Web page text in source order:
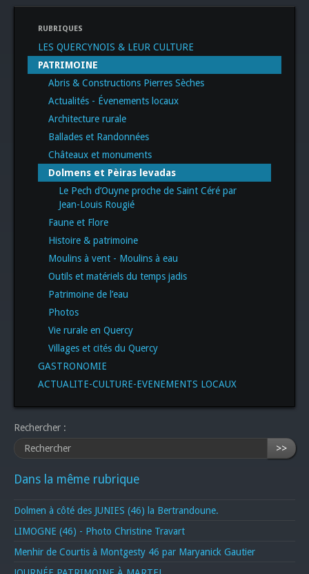
RUBRIQUES
LES QUERCYNOIS & LEUR CULTURE
PATRIMOINE
Abris & Constructions Pierres Sèches
Actualités - Évenements locaux
Architecture rurale
Ballades et Randonnées
Châteaux et monuments
Dolmens et Pèiras levadas
Le Pech d’Ouyne proche de Saint Céré par
Jean-Louis Rougié
Faune et Flore
Histoire & patrimoine
Moulins à vent - Moulins à eau
Outils et matériels du temps jadis
Patrimoine de l’eau
Photos
Vie rurale en Quercy
Villages et cités du Quercy
GASTRONOMIE
ACTUALITE-CULTURE-EVENEMENTS LOCAUX
Rechercher :
>>
Dans la même rubrique
Dolmen à côté des JUNIES (46) la Bertrandoune.
LIMOGNE (46) - Photo Christine Travart
Menhir de Courtis à Montgesty 46 par Maryanick Gautier